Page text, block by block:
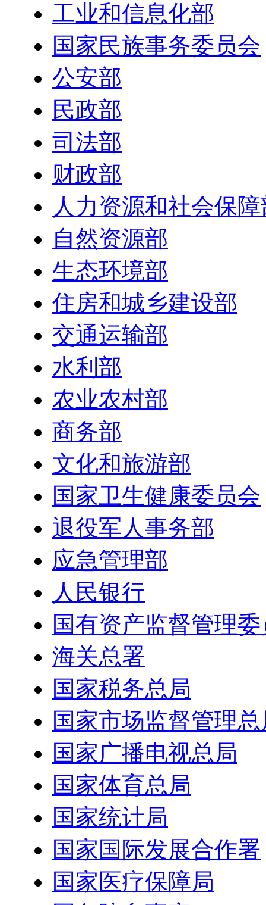
工业和信息化部
国家民族事务委员会
公安部
民政部
司法部
财政部
人力资源和社会保
自然资源部
生态环境部
住房和城乡建设部
交通运输部
水利部
农业农村部
商务部
文化和旅游部
国家卫生健康委员会
退役军人事务部
应急管理部
人民银行
国有资产监督管理
海关总署
国家税务总局
国家市场监督管理
国家广播电视总局
国家体育总局
国家统计局
国家国际发展合作署
国家医疗保障局